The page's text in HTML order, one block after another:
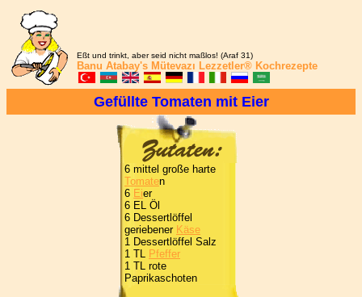
Eßt und trinkt, aber seid nicht maßlos! (Araf 31)
Banu Atabay's Mütevazı Lezzetler® Kochrezepte
Gefüllte Tomaten mit Eier
6 mittel große harte
Tomaten
6 Eier
6 EL Öl
6 Dessertlöffel
geriebener Käse
1 Dessertlöffel Salz
1 TL Pfeffer
1 TL rote
Paprikaschoten